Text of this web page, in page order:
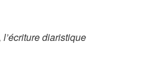
diaristique